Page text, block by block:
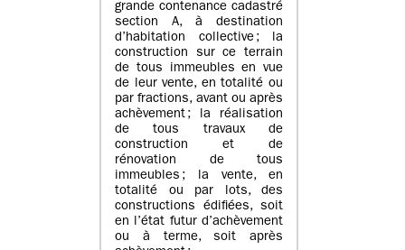
grande contenance cadastré
section A, à destination
d’habitation collective ; la
construction sur ce terrain
de tous immeubles en vue
de leur vente, en totalité ou
par fractions, avant ou après
achèvement ; la réalisation
de tous travaux de
construction et de
rénovation de tous
immeubles ; la vente, en
totalité ou par lots, des
constructions édifiées, soit
en l’état futur d’achèvement
ou à terme, soit après